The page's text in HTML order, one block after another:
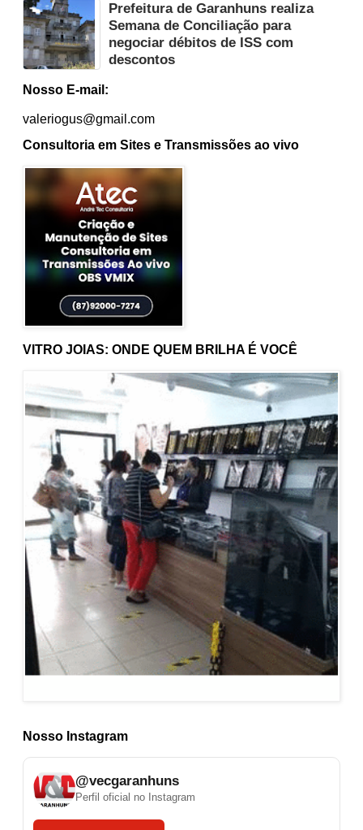
Nosso Instagram
@vecgaranhuns
Perfil oficial no Instagram
VITRO JOIAS: ONDE QUEM BRILHA É VOCÊ
Prefeitura de Garanhuns realiza
Semana de Conciliação para
negociar débitos de ISS com
descontos
Nosso E-mail:
valeriogus@gmail.com
Consultoria em Sites e Transmissões ao vivo